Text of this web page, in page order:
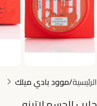
الرئيسية موود بادي ميلك